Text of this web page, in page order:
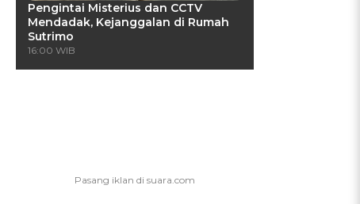
Pengintai Misterius dan CCTV
Mendadak, Kejanggalan di Rumah
Sutrimo
16:00 WIB